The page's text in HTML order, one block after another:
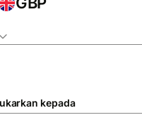
kepada